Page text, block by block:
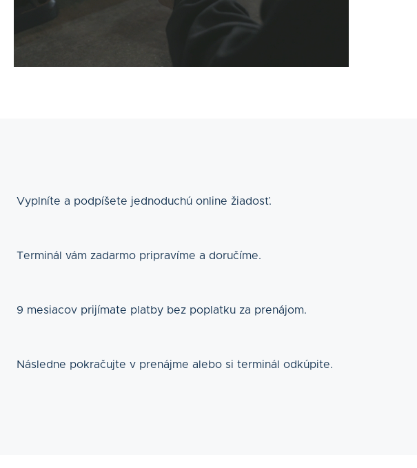
Vyplníte a podpíšete jednoduchú online žiadosť.
Terminál vám zadarmo pripravíme a doručíme.
9 mesiacov prijímate platby bez poplatku za prenájom.
Následne pokračujte v prenájme alebo si terminál odkúpite.